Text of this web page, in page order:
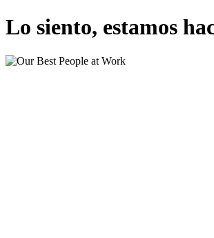
Lo siento, estamos